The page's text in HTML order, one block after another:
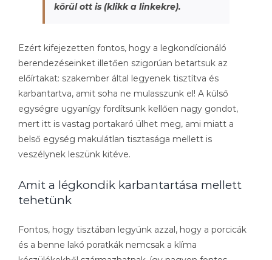
körül ott is (klikk a linkekre).
Ezért kifejezetten fontos, hogy a legkondícionáló
berendezéseinket illetően szigorúan betartsuk az
előírtakat: szakember által legyenek tisztítva és
karbantartva, amit soha ne mulasszunk el! A külső
egységre ugyanígy fordítsunk kellően nagy gondot,
mert itt is vastag portakaró ülhet meg, ami miatt a
belső egység makulátlan tisztasága mellett is
veszélynek leszünk kitéve.
Amit a légkondik karbantartása mellett
tehetünk
Fontos, hogy tisztában legyünk azzal, hogy a porcicák
és a benne lakó poratkák nemcsak a klíma